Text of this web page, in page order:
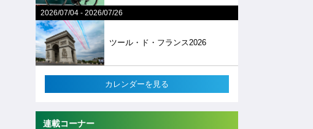
2026/07/04- 2026/07/26
ツール・ド・フランス2026
カレンダーを見る
連載コーナー